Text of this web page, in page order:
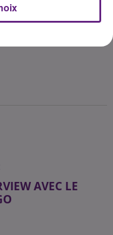
AVEC LE